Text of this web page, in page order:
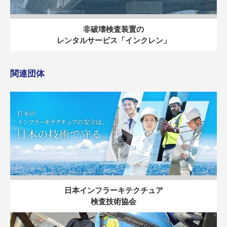
非破壊検査装置の
レンタルサービス「インクレン」
関連団体
日本インフラーキテクチュア
検査技術協会